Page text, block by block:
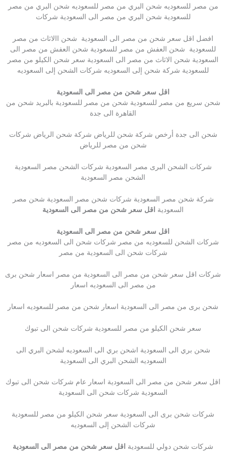
من مصر للسعوديه شحن البري من مصر للسعوديه شحن البري من مصر
للسعودية شحن البري من مصر الى السعودية شركات
افضل اقل سعر شحن من مصر الى السعودية شحن االاثاث من مصر
للسعودية شحن العفش من مصر للسعودية شحن العفش من مصر الى
السعودية شحن الاثاث من مصر الى السعودية سعر شحن الكيلو من مصر
للسعودية شركة شحن إلى السعوديه شركات الشحن إلى السعوديه
اقل سعر شحن من مصر الى السعودية
شحن سريع من مصر للسعودية شحن من مصر للسعودية بالبريد شحن من
القاهرة الى جدة
شحن الى جدة أرخص شركة شحن للرياض شركة شحن الرياض شركات
شحن من مصر للرياض
شركات الشحن البرى مصر السعودية شركات الشحن مصر السعودية
الشحن مصر السعودية
شركة شحن مصر السعودية شركات شحن مصر السعودية شحن مصر
السعودية اقل سعر شحن من مصر الى السعودية
اقل سعر شحن من مصر الى السعودية
شركات الشحن للسعوديه من مصر شركات شحن الى السعوديه من مصر
شركات شحن الى السعودية من مصر
شركات اقل سعر شحن من مصر الى السعودية من مصر اسعار شحن برى
من مصر الى السعوديه اسعار
شحن برى من مصر الى السعودية اسعار شحن من مصر للسعوديه اسعار
سعر شحن الكيلو من مصر للسعودية شركات شحن الى تبوك
شحن بري الى السعودية اشحن بري الى السعوديه لشحن البري الى
السعوديه الشحن البري الى السعودية
اقل سعر شحن من مصر الى السعودية اسعار عام شركات شحن الى تبوك
السعودية شركات شحن الى السعودية
شركات شحن برى الى السعودية سعر شحن الكيلو من مصر للسعودية
شركات الشحن إلى السعوديه
شركات شحن دولي للسعودية اقل سعر شحن من مصر الى السعودية